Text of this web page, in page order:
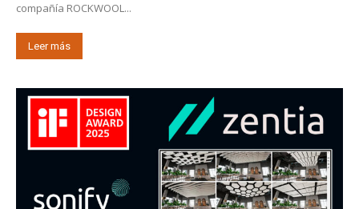
compañía ROCKWOOL...
Leer más